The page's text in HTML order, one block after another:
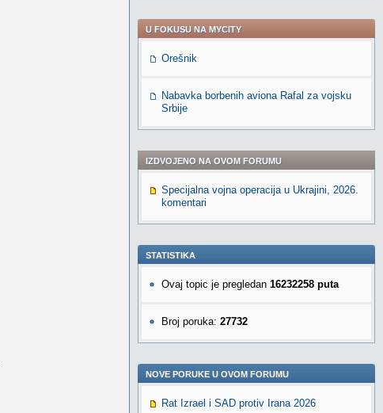
U FOKUSU NA MYCITY
Orešnik
Nabavka borbenih aviona Rafal za vojsku
Srbije
IZDVOJENO NA OVOM FORUMU
Specijalna vojna operacija u Ukrajini, 2026.
komentari
STATISTIKA
Ovaj topic je pregledan 16232258 puta
Broj poruka: 27732
NOVE PORUKE U OVOM FORUMU
Rat Izrael i SAD protiv Irana 2026